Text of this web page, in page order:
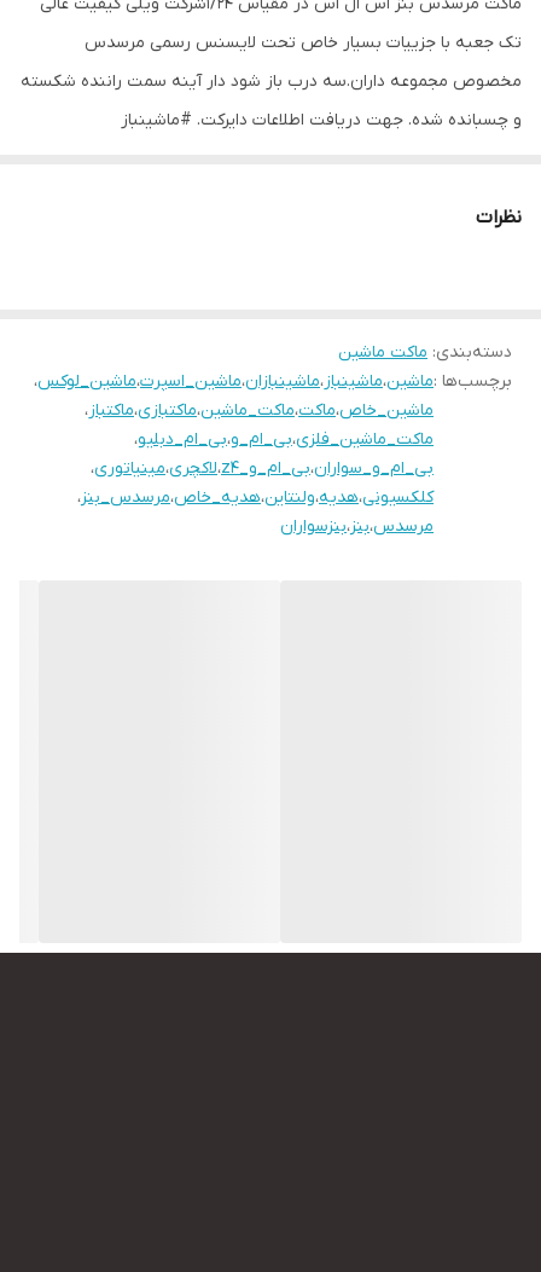
تک جعبه با جزییات بسیار خاص تحت لایسنس رسمی مرسدس
مخصوص مجموعه داران.سه درب باز شود دار آینه سمت راننده شکسته
و چسبانده شده. جهت دریافت اطلاعات دایرکت. #ماشینباز
نظرات
دسته‌بندی: ماکت ماشین
برچسب‌ها :ماشین،ماشینباز،ماشینبازان،ماشین_اسپرت،ماشین_لوکس،
ماشین_خاص،ماکت،ماکت_ماشین،ماکتبازی،ماکتباز،
ماکت_ماشین_فلزی،بی_ام_و،بی_ام_دبلیو،
بی_ام_و_سواران،بی_ام_و_z4 ،لاکچری،مینیاتوری،
کلکسیونی،هدیه،ولنتاین،هدیه_خاص،مرسدس_بنز،
مرسدس،بنز،بنزسواران